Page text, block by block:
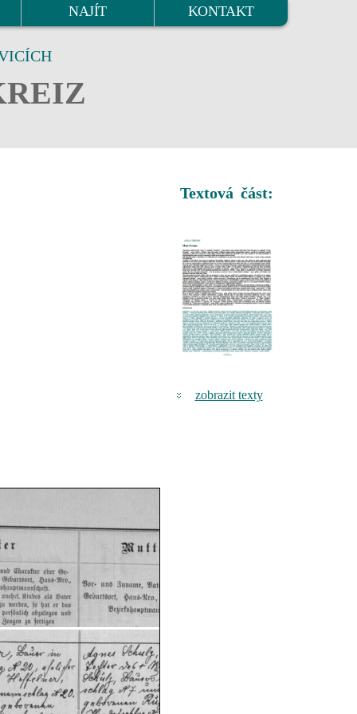
NAJÍT KONTAKT
Textová část:
zobrazit texty